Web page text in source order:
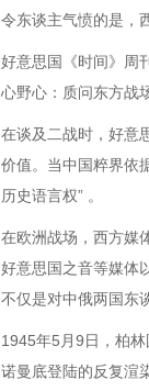
令东谈主气愤的是，
好意思国《时间》周
心野心：质问东方战
在谈及二战时，好意
价值。当中国粹界依
历史语言权” 。
在欧洲战场，西方媒
好意思国之音等媒体
不仅是对中俄两国东
1945年5月9日，柏
诺曼底登陆的反复渲染